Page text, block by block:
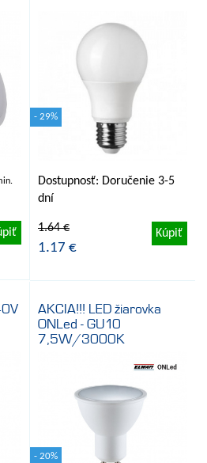
- 29%
Dostupnosť: Doručenie 3-5
dní
1.64 €
1.17 €
Kúpiť
AKCIA!!! LED žiarovka
ONLed - GU10
7,5W/3000K
- 20%